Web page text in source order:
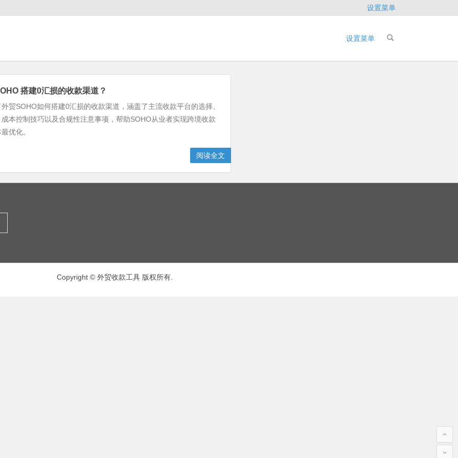
设置菜单
设置菜单
搭建0汇损的收款渠道？
贸SOHO如何搭建0汇损的收款渠道，涵盖了主流收款平台的选择、
本控制技巧以及合规性注意事项，帮助SOHO从业者实现跨境收款
优化。
阅读全文
Copyright © 外贸收款工具 版权所有.